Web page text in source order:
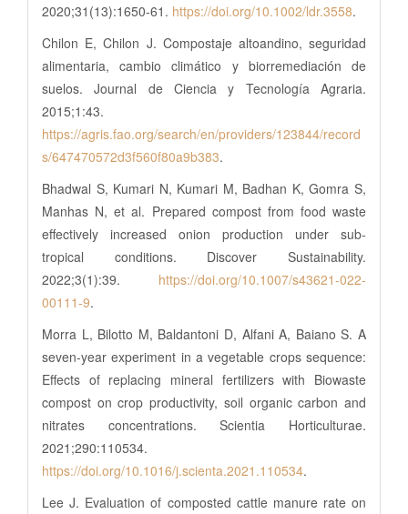
2020;31(13):1650-61. https://doi.org/10.1002/ldr.3558.
Chilon E, Chilon J. Compostaje altoandino, seguridad
alimentaria, cambio climático y biorremediación de
suelos. Journal de Ciencia y Tecnología Agraria.
2015;1:43.
https://agris.fao.org/search/en/providers/123844/record
s/647470572d3f560f80a9b383.
Bhadwal S, Kumari N, Kumari M, Badhan K, Gomra S,
Manhas N, et al. Prepared compost from food waste
effectively increased onion production under sub-
tropical conditions. Discover Sustainability.
2022;3(1):39. https://doi.org/10.1007/s43621-022-
00111-9.
Morra L, Bilotto M, Baldantoni D, Alfani A, Baiano S. A
seven-year experiment in a vegetable crops sequence:
Effects of replacing mineral fertilizers with Biowaste
compost on crop productivity, soil organic carbon and
nitrates concentrations. Scientia Horticulturae.
2021;290:110534.
https://doi.org/10.1016/j.scienta.2021.110534.
Lee J. Evaluation of composted cattle manure rate on